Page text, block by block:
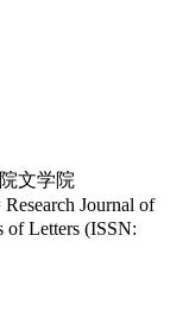
文学院
Journal of
of Letters (ISSN: